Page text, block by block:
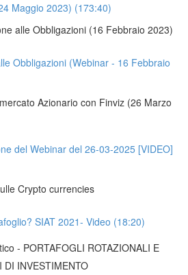
Maggio 2023) (173:40)
alle Obbligazioni (16 Febbraio 2023)
Obbligazioni (Webinar - 16 Febbraio
Azionario con Finviz (26 Marzo
del Webinar del 26-03-2025 [VIDEO]
Crypto currencies
SIAT 2021- Video (18:20)
- PORTAFOGLI ROTAZIONALI E
DI INVESTIMENTO